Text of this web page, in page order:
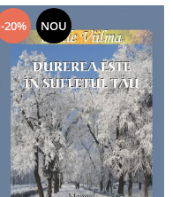
-20% NOU